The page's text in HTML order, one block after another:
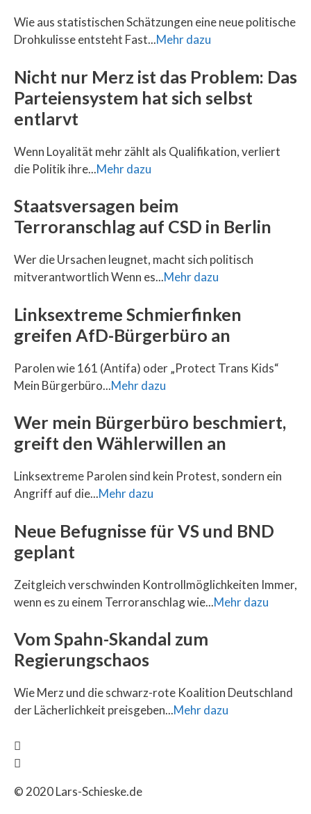
Wie aus statistischen Schätzungen eine neue politische
Drohkulisse entsteht Fast...Mehr dazu
Nicht nur Merz ist das Problem: Das
Parteiensystem hat sich selbst
entlarvt
Wenn Loyalität mehr zählt als Qualifikation, verliert
die Politik ihre...Mehr dazu
Staatsversagen beim
Terroranschlag auf CSD in Berlin
Wer die Ursachen leugnet, macht sich politisch
mitverantwortlich Wenn es...Mehr dazu
Linksextreme Schmierfinken
greifen AfD-Bürgerbüro an
Parolen wie 161 (Antifa) oder „Protect Trans Kids“
Mein Bürgerbüro...Mehr dazu
Wer mein Bürgerbüro beschmiert,
greift den Wählerwillen an
Linksextreme Parolen sind kein Protest, sondern ein
Angriff auf die...Mehr dazu
Neue Befugnisse für VS und BND
geplant
Zeitgleich verschwinden Kontrollmöglichkeiten Immer,
wenn es zu einem Terroranschlag wie...Mehr dazu
Vom Spahn-Skandal zum
Regierungschaos
Wie Merz und die schwarz-rote Koalition Deutschland
der Lächerlichkeit preisgeben...Mehr dazu
© 2020 Lars-Schieske.de